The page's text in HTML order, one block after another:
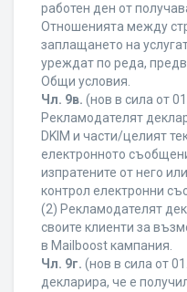
работен ден от
Отношенията между
заплащането на
уреждат по реда,
Общи условия.
Чл. 9в. (нов в сила от
Рекламодателят
DKIM и части/целият
електронното
изпратените от него
контрол електронни
(2) Рекламодателят
своите клиенти за
в Mailboost кампания.
Чл. 9г. (нов в сила от
декларира, че е